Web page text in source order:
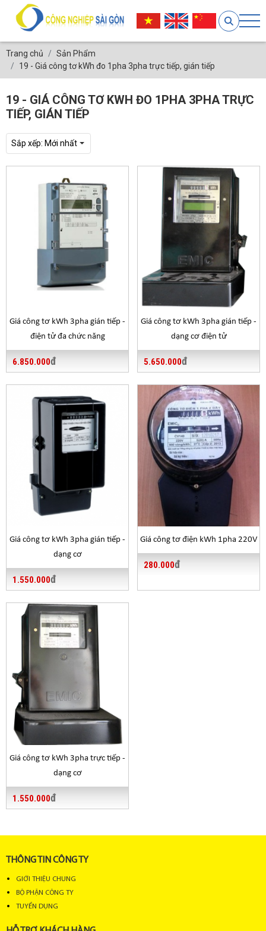
Trang chủ
Sản Phẩm
19 - Giá công tơ kWh đo 1pha 3pha trực tiếp, gián tiếp
19 - GIÁ CÔNG TƠ KWH ĐO 1PHA 3PHA TRỰC
TIẾP, GIÁN TIẾP
Sắp xếp: Mới nhất
Giá công tơ kWh 3pha gián tiếp -
điện tử đa chức năng
6.850.000đ
Giá công tơ kWh 3pha gián tiếp -
dạng cơ điện tử
5.650.000đ
Giá công tơ kWh 3pha gián tiếp -
dạng cơ
1.550.000đ
Giá công tơ điện kWh 1pha 220V
280.000đ
Giá công tơ kWh 3pha trực tiếp -
dạng cơ
1.550.000đ
THÔNG TIN CÔNG TY
GIỚI THIỆU CHUNG
BỘ PHẬN CÔNG TY
TUYỂN DỤNG